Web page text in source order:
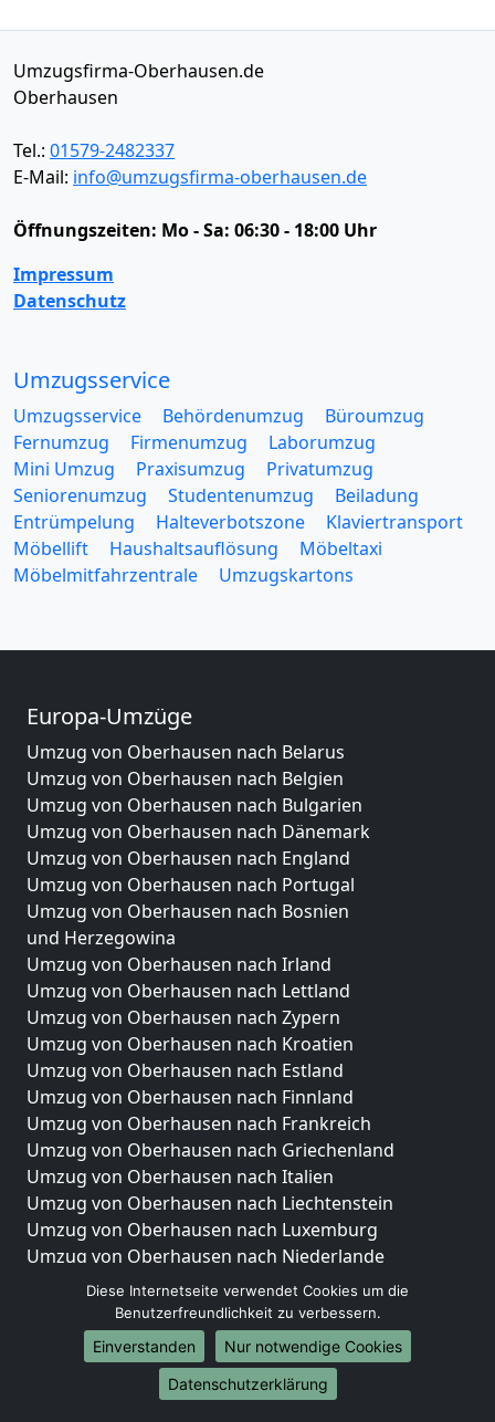
Umzugsfirma-Oberhausen.de
Oberhausen
Tel.: 01579-2482337
E-Mail: info@umzugsfirma-oberhausen.de
Öffnungszeiten: Mo - Sa: 06:30 - 18:00 Uhr
Impressum
Datenschutz
Umzugsservice
Umzugsservice Behördenumzug
Büroumzug
Fernumzug
Firmenumzug
Laborumzug
Mini Umzug
Praxisumzug
Privatumzug
Seniorenumzug
Studentenumzug
Beiladung
Entrümpelung
Halteverbotszone
Klaviertransport
Möbellift
Haushaltsauflösung
Möbeltaxi
Möbelmitfahrzentrale
Umzugskartons
Europa-Umzüge
Umzug von Oberhausen nach Belarus
Umzug von Oberhausen nach Belgien
Umzug von Oberhausen nach Bulgarien
Umzug von Oberhausen nach Dänemark
Umzug von Oberhausen nach England
Umzug von Oberhausen nach Portugal
Umzug von Oberhausen nach Bosnien
und Herzegowina
Umzug von Oberhausen nach Irland
Umzug von Oberhausen nach Lettland
Umzug von Oberhausen nach Zypern
Umzug von Oberhausen nach Kroatien
Umzug von Oberhausen nach Estland
Umzug von Oberhausen nach Finnland
Umzug von Oberhausen nach Frankreich
Umzug von Oberhausen nach Griechenland
Umzug von Oberhausen nach Italien
Umzug von Oberhausen nach Liechtenstein
Umzug von Oberhausen nach Luxemburg
Umzug von Oberhausen nach Niederlande
Umzug von Oberhausen nach Norwegen
Umzüge-Deutschlandweit
Umzug von Oberhausen nach Berlin
Umzug von Oberhausen nach Hamburg
Diese Internetseite verwendet Cookies um die
Benutzerfreundlichkeit zu verbessern.
Einverstanden
Nur notwendige Cookies
Datenschutzerklärung